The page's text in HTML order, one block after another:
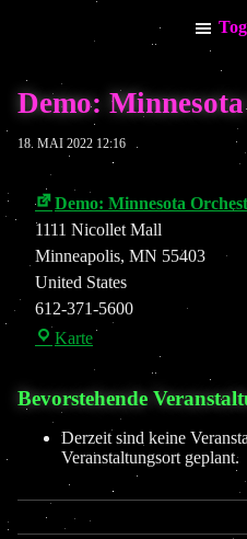
Info
My Calendar
News
Stream / Video
Music
Impressum
Datenschutzerklärung
Keine kommenden Termine
Demo:
18. MAI 2022 12:16
Demo: Minnesota
1111 Nicollet Mall
Minneapolis, MN 55403
United States
612-371-5600
KarteDemo:
Minnesota
Bevorstehende
Derzeit sind keine
Veranstaltungsort geplant.